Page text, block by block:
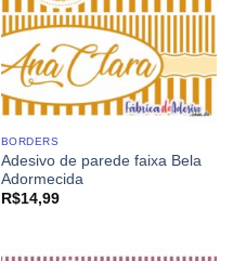
BORDERS
Adesivo de parede faixa Bela
Adormecida
R$14,99